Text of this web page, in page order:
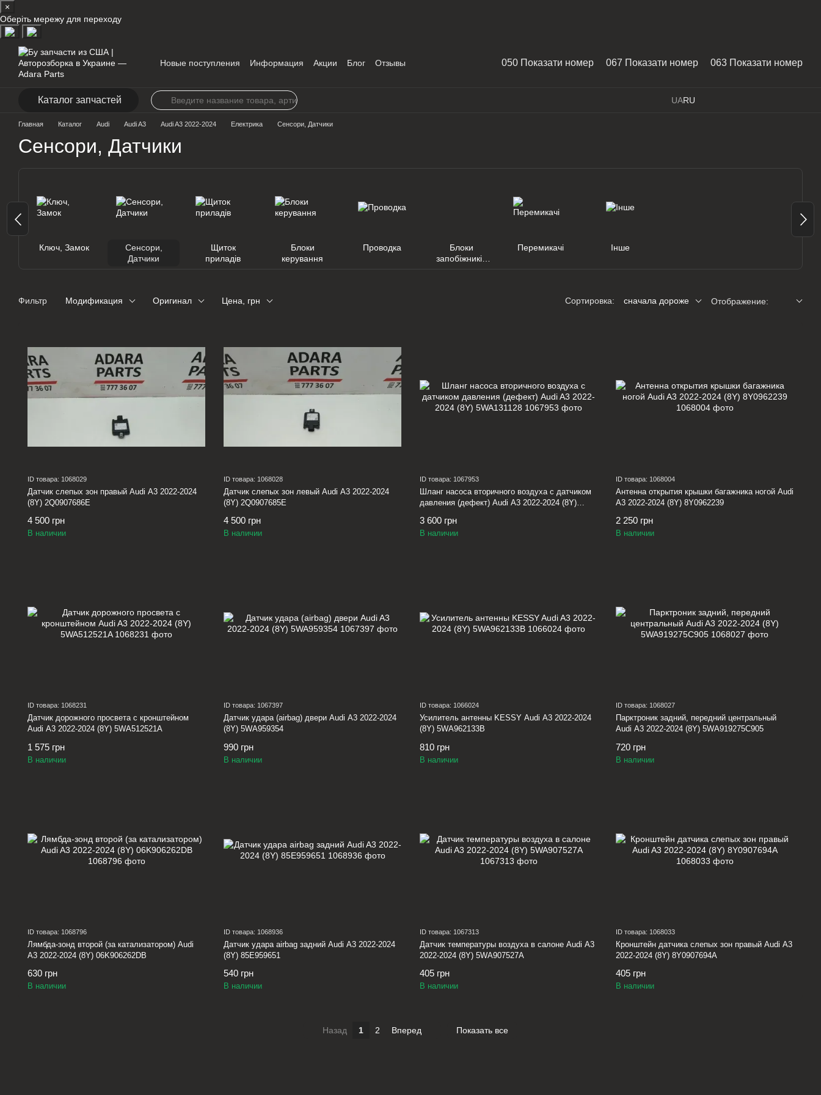
×
Оберіть мережу для переходу
Новые поступления Информация Акции Блог
Отзывы
050 Показати номер 067 Показати номер 063 Показати номер
Каталог запчастей UARU
Главная Каталог Audi Audi A3 Audi A3 2022-2024 Електрика Сенсори, Датчики
Сенсори, Датчики
Ключ, Замок
Сенсори,
Датчики
Щиток
приладів
Блоки
керування
Проводка
Блоки
запобіжників
Перемикачі Інше
Фильтр Модификация Оригинал Цена, грн Сортировка: сначала дороже Отображение:
ID товара: 1068029
Датчик слепых зон правый Audi A3 2022-2024
(8Y) 2Q0907686E
4 500 грн
В наличии
ID товара: 1068028
Датчик слепых зон левый Audi A3 2022-2024
(8Y) 2Q0907685E
4 500 грн
В наличии
ID товара: 1067953
Шланг насоса вторичного воздуха с датчиком
давления (дефект) Audi A3 2022-2024 (8Y)
3 600 грн
В наличии
ID товара: 1068004
Антенна открытия крышки багажника ногой Audi
A3 2022-2024 (8Y) 8Y0962239
2 250 грн
В наличии
ID товара: 1068231
Датчик дорожного просвета с кронштейном
Audi A3 2022-2024 (8Y) 5WA512521A
1 575 грн
В наличии
ID товара: 1067397
Датчик удара (airbag) двери Audi A3 2022-2024
(8Y) 5WA959354
990 грн
В наличии
ID товара: 1066024
Усилитель антенны KESSY Audi A3 2022-2024
(8Y) 5WA962133B
810 грн
В наличии
ID товара: 1068027
Парктроник задний, передний центральный
Audi A3 2022-2024 (8Y) 5WA919275C905
720 грн
В наличии
ID товара: 1068796
Лямбда-зонд второй (за катализатором) Audi
A3 2022-2024 (8Y) 06K906262DB
630 грн
В наличии
ID товара: 1068936
Датчик удара airbag задний Audi A3 2022-2024
(8Y) 85E959651
540 грн
В наличии
ID товара: 1067313
Датчик температуры воздуха в салоне Audi A3
2022-2024 (8Y) 5WA907527A
405 грн
В наличии
ID товара: 1068033
Кронштейн датчика слепых зон правый Audi A3
2022-2024 (8Y) 8Y0907694A
405 грн
В наличии
Назад 1 2 Вперед Показать все